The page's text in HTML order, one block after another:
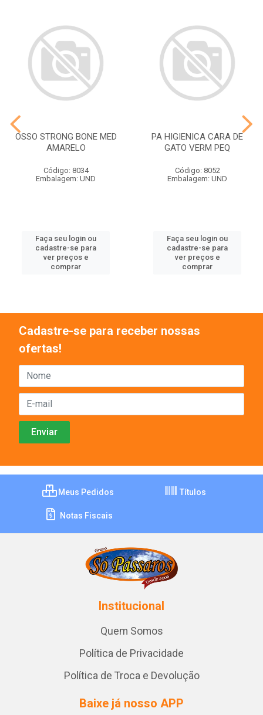
OSSO STRONG BONE MED
AMARELO
Código: 8034
Embalagem: UND
Faça seu login ou
cadastre-se para
ver preços e
comprar
PA HIGIENICA CARA DE
GATO VERM PEQ
Código: 8052
Embalagem: UND
Faça seu login ou
cadastre-se para
ver preços e
comprar
Cadastre-se para receber nossas
ofertas!
Meus Pedidos Títulos
Notas Fiscais
Institucional
Quem Somos
Política de Privacidade
Política de Troca e Devolução
Baixe já nosso APP